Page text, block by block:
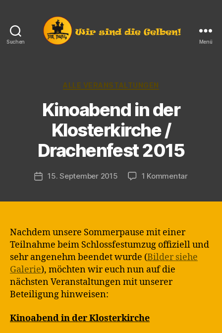
Suchen
Langendorf
Menü
Kategorien
ALLE VERANSTALTUNGEN
Kinoabend in der
Klosterkirche /
Drachenfest 2015
Beitragsautor
V
o
n
M
a
in
Veröffentlichungsdatum
15. September 2015 1 Kommentarzu
2015
Nachdem unsere Sommerpause mit einer
Teilnahme beim Schlossfestumzug offiziell und
sehr angenehm beendet wurde (Bilder siehe
Galerie), möchten wir euch nun auf die
nächsten Veranstaltungen mit unserer
Beteiligung hinweisen:
Kinoabend in der Klosterkirche